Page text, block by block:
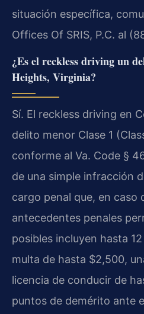
situación específica,
Offices Of SRIS, P.C. al
¿Es el reckless driving un
Heights, Virginia?
Sí. El reckless driving en
delito menor Clase 1
conforme al Va. Code §
de una simple infracción
cargo penal que, en caso
antecedentes penales
posibles incluyen hasta
multa de hasta $2,500,
licencia de conducir de
puntos de demérito ante